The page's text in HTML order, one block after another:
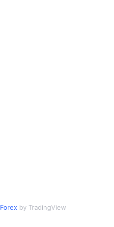
Forexby TradingView